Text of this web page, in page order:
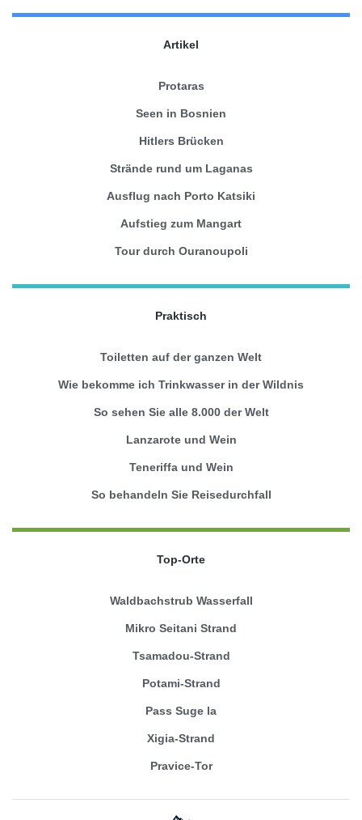
Artikel
Protaras
Seen in Bosnien
Hitlers Brücken
Strände rund um Laganas
Ausflug nach Porto Katsiki
Aufstieg zum Mangart
Tour durch Ouranoupoli
Praktisch
Toiletten auf der ganzen Welt
Wie bekomme ich Trinkwasser in der Wildnis
So sehen Sie alle 8.000 der Welt
Lanzarote und Wein
Teneriffa und Wein
So behandeln Sie Reisedurchfall
Top-Orte
Waldbachstrub Wasserfall
Mikro Seitani Strand
Tsamadou-Strand
Potami-Strand
Pass Suge la
Xigia-Strand
Pravice-Tor